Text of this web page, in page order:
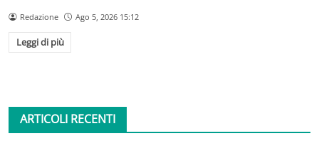
Redazione Ago 5, 2026 15:12
Leggi di più
ARTICOLI RECENTI